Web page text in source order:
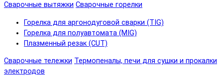
Сварочные вытяжки Сварочные горелки
Горелка для аргонодуговой сварки (TIG)
Горелка для полуавтомата (MIG)
Плазменный резак (CUT)
Сварочные тележки Термопеналы, печи для сушки и прокалки
электродов